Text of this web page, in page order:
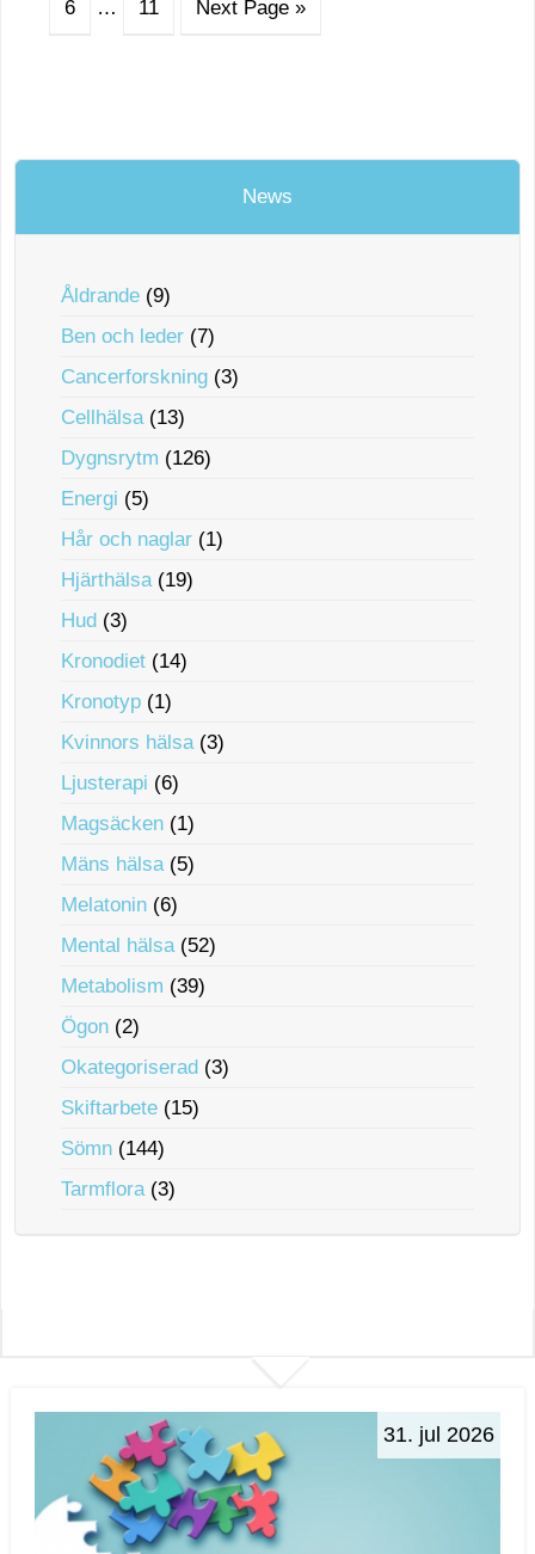
6 … 11 Next Page »
News
Åldrande (9)
Ben och leder (7)
Cancerforskning (3)
Cellhälsa(13)
Dygnsrytm (126)
Energi (5)
Hår och naglar (1)
Hjärthälsa(19)
Hud (3)
Kronodiet (14)
Kronotyp (1)
Kvinnors hälsa(3)
Ljusterapi (6)
Magsäcken (1)
Mäns hälsa(5)
Melatonin (6)
Mental hälsa(52)
Metabolism (39)
Ögon (2)
Okategoriserad (3)
Skiftarbete (15)
Sömn (144)
Tarmflora(3)
31. jul 2026